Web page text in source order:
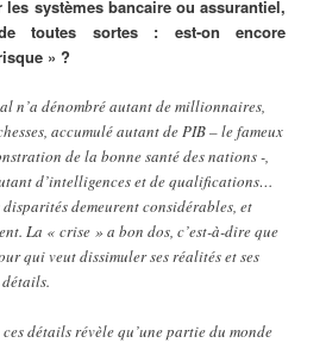
les systèmes bancaire ou assurantiel,
toutes sortes : est-on encore
» ?
n’a dénombré autant de millionnaires,
accumulé autant de PIB – le fameux
de la bonne santé des nations -,
d’intelligences et de qualifications…
demeurent considérables, et
La « crise » a bon dos, c’est-à-dire que
qui veut dissimuler ses réalités et ses
détails révèle qu’une partie du monde